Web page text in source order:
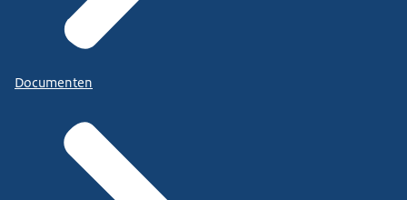
Documenten